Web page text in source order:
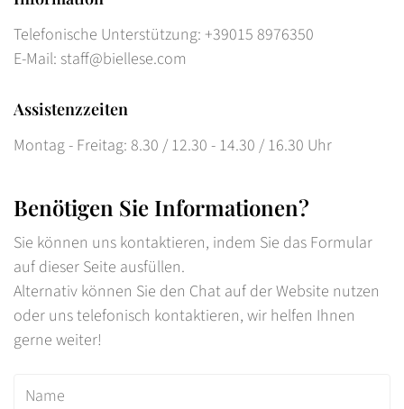
Benötigen Sie Informationen?
Sie können uns kontaktieren, indem Sie das Formular
auf dieser Seite ausfüllen.
Alternativ können Sie den Chat auf der Website nutzen
oder uns telefonisch kontaktieren, wir helfen Ihnen
gerne weiter!
Telefonische Unterstützung: +39015 8976350
E-Mail: staff@biellese.com
Assistenzzeiten
Montag - Freitag: 8.30 / 12.30 - 14.30 / 16.30 Uhr